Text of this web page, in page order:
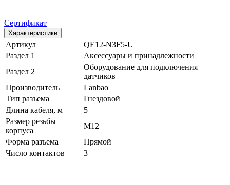
Сертификат
Характеристики
Артикул
QE12-N3F5-U
Раздел 1
Аксессуары и принадлежности
Раздел 2
Оборудование для подключения
датчиков
Производитель
Lanbao
Тип разъема
Гнездовой
Длина кабеля, м
5
Размер резьбы
корпуса
M12
Форма разъема
Прямой
Число контактов
3